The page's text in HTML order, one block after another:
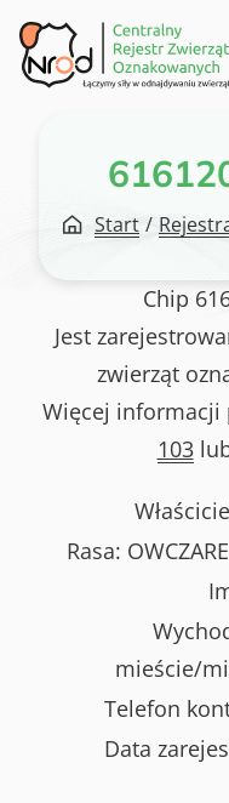
Przejdź
do
treści
Start /
Chip
Jest
zwierząt
Więcej informacji
103
Rasa:
mieście/
Telefon
Data